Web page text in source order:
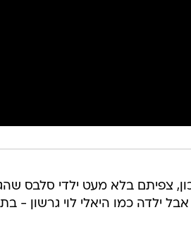
צפיתם בלא מעט ילדי סלבס
ילדה כמו היאלי לוי גרשון -